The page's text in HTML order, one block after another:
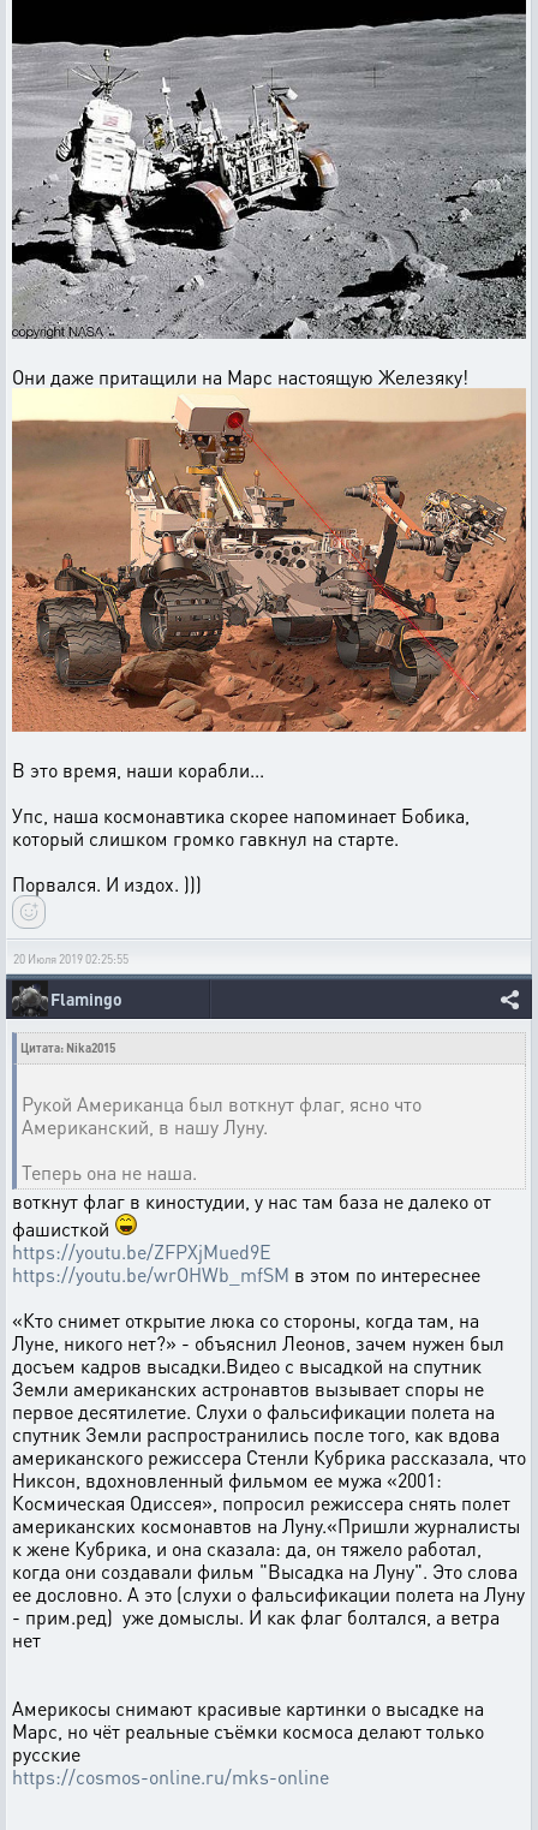
Они даже притащили на Марс настоящую Железяку!
В это время, наши корабли...
Упс, наша космонавтика скорее напоминает Бобика,
который слишком громко гавкнул на старте.
Порвался. И издох. )))
20 Июля 2019 02:25:55
Flamingo
Цитата: Nika2015
Рукой Американца был воткнут флаг, ясно что
Американский, в нашу Луну.
Теперь она не наша.
воткнут флаг в киностудии, у нас там база не далеко от
фашисткой
https://youtu.be/ZFPXjMued9E
https://youtu.be/wrOHWb_mfSM в этом по интереснее
«Кто снимет открытие люка со стороны, когда там, на
Луне, никого нет?» - объяснил Леонов, зачем нужен был
досъем кадров высадки.Видео с высадкой на спутник
Земли американских астронавтов вызывает споры не
первое десятилетие. Слухи о фальсификации полета на
спутник Земли распространились после того, как вдова
американского режиссера Стенли Кубрика рассказала, что
Никсон, вдохновленный фильмом ее мужа «2001:
Космическая Одиссея», попросил режиссера снять полет
американских космонавтов на Луну.«Пришли журналисты
к жене Кубрика, и она сказала: да, он тяжело работал,
когда они создавали фильм "Высадка на Луну". Это слова
ее дословно. А это (слухи о фальсификации полета на Луну
- прим.ред) уже домыслы. И как флаг болтался, а ветра
нет
Америкосы снимают красивые картинки о высадке на
Марс, но чёт реальные съёмки космоса делают только
русские
https://cosmos-online.ru/mks-online